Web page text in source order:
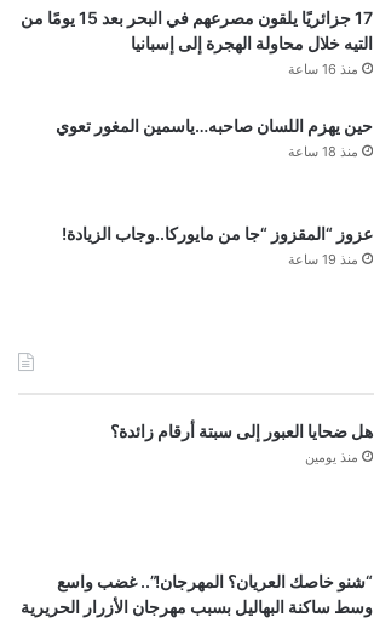
17 جزائريًا يلقون مصرعهم في البحر بعد 15 يومًا من
التيه خلال محاولة الهجرة إلى إسبانيا
منذ 16 ساعة
حين يهزم اللسان صاحبه…ياسمين المغور تعوي
منذ 18 ساعة
عزوز “المقزوز “جا من مايوركا..وجاب الزيادة!
منذ 19 ساعة
هل ضحايا العبور إلى سبتة أرقام زائدة؟
منذ يومين
“شنو خاصك العريان؟ المهرجان!”.. غضب واسع
وسط ساكنة البهاليل بسبب مهرجان الأزرار الحريرية